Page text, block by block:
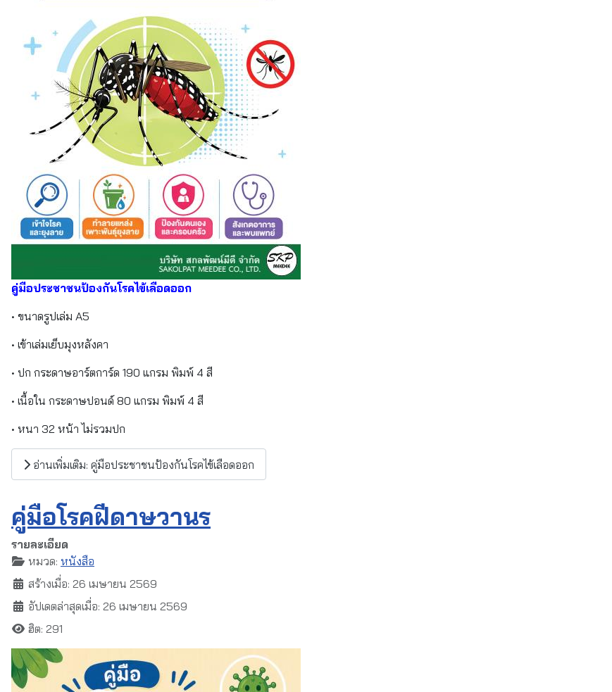
คู่มือประชาชนป้องกันโรคไข้เลือดออก
• ขนาดรูปเล่ม A5
• เข้าเล่มเย็บมุงหลังคา
• ปก กระดาษอาร์ตการ์ด 190 แกรม พิมพ์ 4 สี
• เนื้อใน กระดาษปอนด์ 80 แกรม พิมพ์ 4 สี
• หนา 32 หน้า ไม่รวมปก
อ่านเพิ่มเติม: คู่มือประชาชนป้องกันโรคไข้เลือดออก
คู่มือโรคฝีดาษวานร
รายละเอียด
หมวด: หนังสือ
สร้างเมื่อ: 26 เมษายน 2569
อัปเดตล่าสุดเมื่อ: 26 เมษายน 2569
ฮิต: 291